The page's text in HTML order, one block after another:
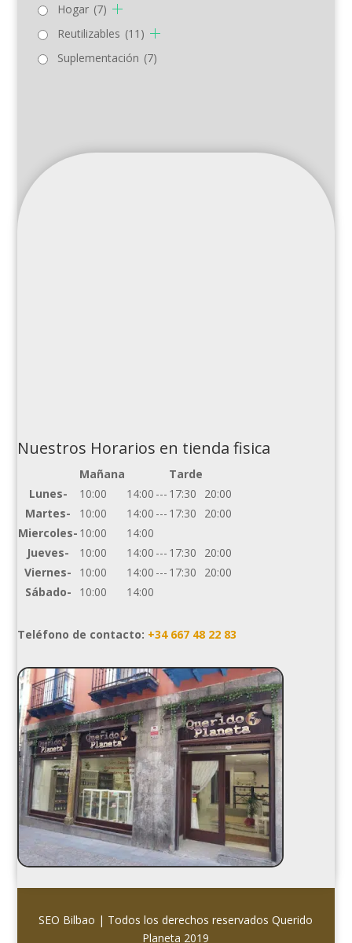
Hogar (7)
Reutilizables (11)
Suplementación (7)
Nuestros Horarios en tienda fisica
Mañana
Tarde
Lunes-
10:00 14:00 --- 17:30
20:00
Martes-
10:00 14:00 --- 17:30
20:00
Miercoles- 10:00
14:00
Jueves-
10:00 14:00 --- 17:30
20:00
Viernes-
10:00 14:00 --- 17:30
20:00
Sábado-
10:00 14:00
Teléfono de contacto: +34 667 48 22 83
SEO Bilbao | Todos los derechos reservadosQuerido
Planeta 2019